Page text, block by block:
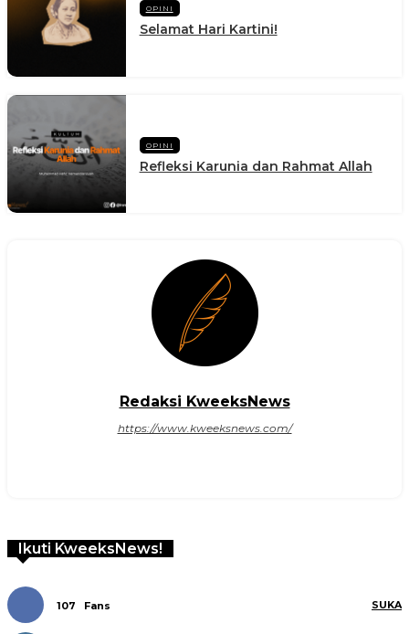
OPINI
Selamat Hari Kartini!
OPINI
Refleksi Karunia dan Rahmat Allah
Redaksi KweeksNews
https://www.kweeksnews.com/
Ikuti KweeksNews!
107 Fans SUKA